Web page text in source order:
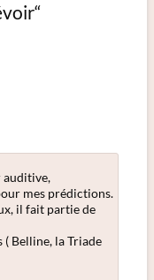
auditive,
mes prédictions.
il fait partie de
( Belline, la Triade